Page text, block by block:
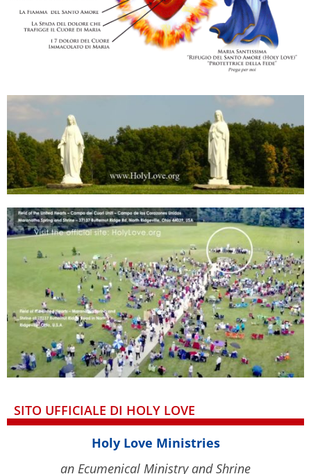
SITO UFFICIALE DI HOLY LOVE
Holy Love Ministries
an Ecumenical Ministry and Shrine